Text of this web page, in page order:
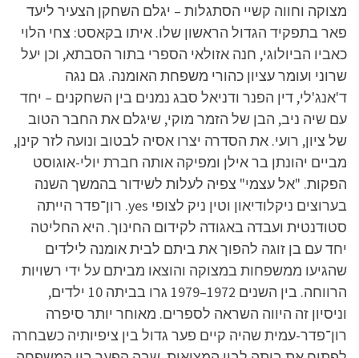
מצוקה וחווה קשיי הסתגלות – יגלם השחקן הצעיר ליעד
פאר בתפקיד הגדול הראשון שלו. איתו בקאסט: צחי הלוי
כאביו הביולוגי, חנה אזולאי הספרי בתור הסבתא, וכן יעל
שרוני ועומר עציון כהורי משפחת האומנה. גם נגה
ד'אנג'לי, דין הפנר ודניאל סבג נמנים בין השחקנים – יחד
עם שיה ניב, הבן של הזמר מוקי, שיגלם את החבר הטוב
של ציון, רועי. את הסדרה יצרו אסיה לבטוב ונועה לזר קינן,
מביים יהונתן בר אילן ומפיקה אותה חברת יולי-אוגוסט
הפקות. "אל עצמי" צפיה לעלות לשידור בהמשך השנה
בערוצים ניקלודיאון וטין ניק לצופי yes. רון־פדר הייתה
סטודנטית ועבדה באגודה לקידום החינוך. היא החליטה
יחד עם בן זוגה להפוך את ביתם לבית אומנה לילדים
שהגיעו ממשפחות במצוקה והוצאו מביתם על ידי רשויות
הרווחה. בין השנים 1972–1979 גרו בביתה 10 ילדים,
וניסיון זה היווה השראה לספרים. מאוחר יותר סיפרה
רון־פדר-עמית שהיה קיים פער גדול בין ציפיותיה כשבחרה